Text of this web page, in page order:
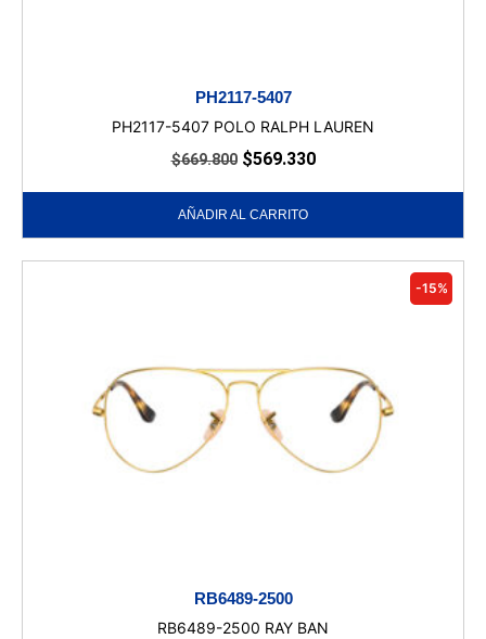
PH2117-5407
PH2117-5407 POLO RALPH LAUREN
$669.800 $569.330
AÑADIR AL CARRITO
-15%
RB6489-2500
RB6489-2500 RAY BAN